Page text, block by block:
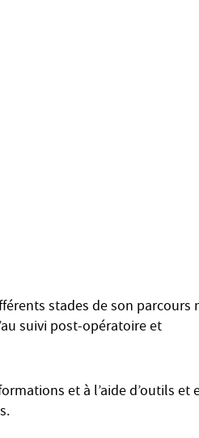
stades de son parcours
suivi post-opératoire et
et à l’aide d’outils et